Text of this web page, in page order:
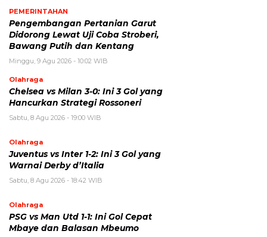
PEMERINTAHAN
Pengembangan Pertanian Garut
Didorong Lewat Uji Coba Stroberi,
Bawang Putih dan Kentang
Minggu, 9 Agu 2026 - 10:02 WIB
Olahraga
Chelsea vs Milan 3-0: Ini 3 Gol yang
Hancurkan Strategi Rossoneri
Sabtu, 8 Agu 2026 - 19:00 WIB
Olahraga
Juventus vs Inter 1-2: Ini 3 Gol yang
Warnai Derby d’Italia
Sabtu, 8 Agu 2026 - 18:42 WIB
Olahraga
PSG vs Man Utd 1-1: Ini Gol Cepat
Mbaye dan Balasan Mbeumo